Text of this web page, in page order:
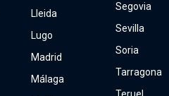
Lleida
Lugo
Madrid
Málaga
Segovia
Sevilla
Soria
Tarragona